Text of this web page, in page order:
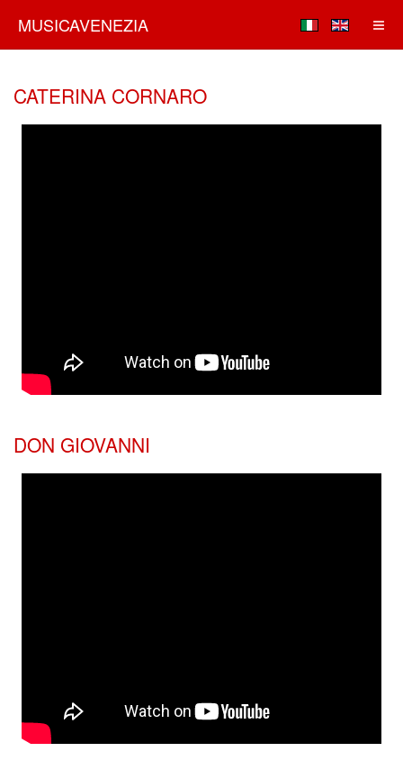
MUSICAVENEZIA
CATERINA CORNARO
DON GIOVANNI